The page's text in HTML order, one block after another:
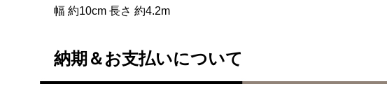
幅 約10cm 長さ 約4.2m
納期＆お支払いについて